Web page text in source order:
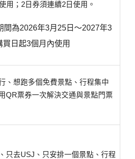
用；2日券須連續2日使用。
間為2026年3月25日～2027年3
買日起3個月內使用
、想跑多個免費景點、行程集中
QR票券一次解決交通與景點門票
只去USJ、只安排一個景點、行程